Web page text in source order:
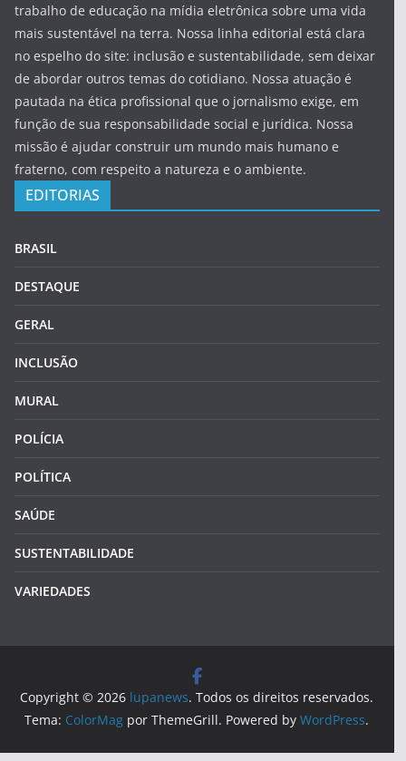
trabalho de educação na mídia eletrônica sobre uma vida
mais sustentável na terra. Nossa linha editorial está clara
no espelho do site: inclusão e sustentabilidade, sem deixar
de abordar outros temas do cotidiano. Nossa atuação é
pautada na ética profissional que o jornalismo exige, em
função de sua responsabilidade social e jurídica. Nossa
missão é ajudar construir um mundo mais humano e
fraterno, com respeito a natureza e o ambiente.
EDITORIAS
BRASIL
DESTAQUE
GERAL
INCLUSÃO
MURAL
POLÍCIA
POLÍTICA
SAÚDE
SUSTENTABILIDADE
VARIEDADES
Copyright © 2026 lupanews. Todos os direitos reservados.
Tema: ColorMag por ThemeGrill. Powered byWordPress.